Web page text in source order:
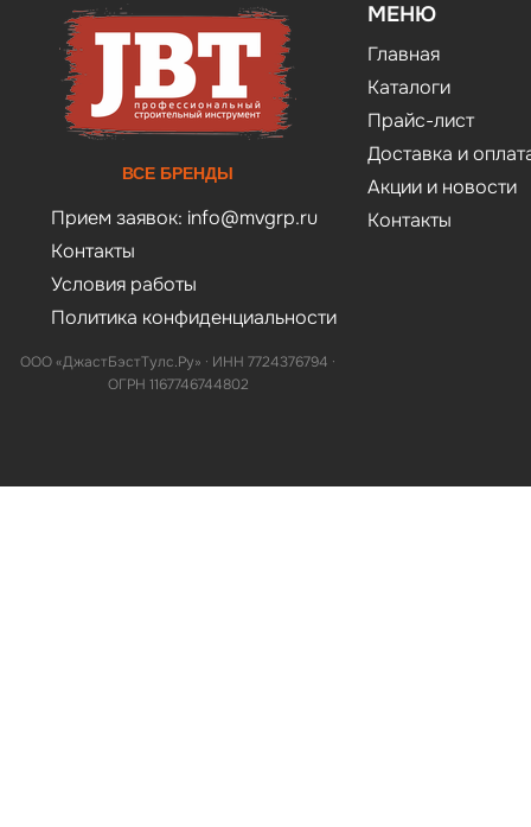
ВСЕ БРЕНДЫ
Прием заявок: info@mvgrp.ru
Контакты
Условия работы
Политика конфиденциальности
ООО «ДжастБэстТулс.Ру» · ИНН 7724376794 ·
ОГРН 1167746744802
МЕНЮ
Главная
Каталоги
Прайс-лист
Доставка и
Акции и новости
Контакты